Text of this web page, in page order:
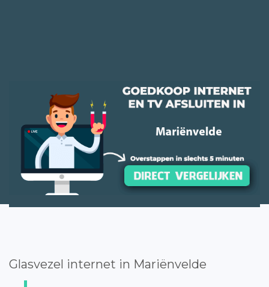
Glasvezel internet in Mariënvelde